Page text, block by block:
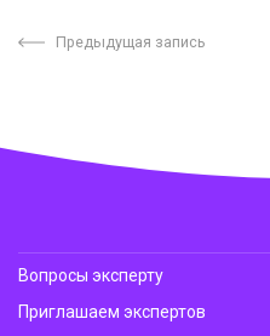
Предыдущая запись
Вопросы эксперту
Приглашаем экспертов